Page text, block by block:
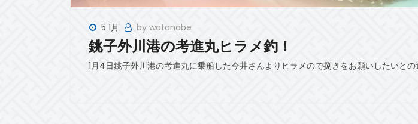
5 1月 by watanabe
銚子外川港の考進丸ヒラメ釣！
1月4日銚子外川港の考進丸に乗船した今井さんよりヒラメので捌きをお願いしたいとの